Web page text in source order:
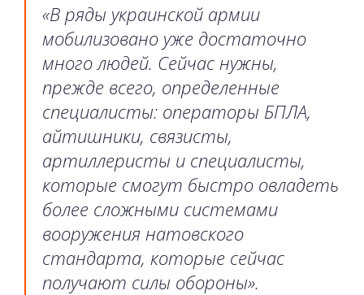
«В ряды украинской армии
мобилизовано уже достаточно
много людей. Сейчас нужны,
прежде всего, определенные
специалисты: операторы БПЛА,
айтишники, связисты,
артиллеристы и специалисты,
которые смогут быстро овладеть
более сложными системами
вооружения натовского
стандарта, которые сейчас
получают силы обороны».